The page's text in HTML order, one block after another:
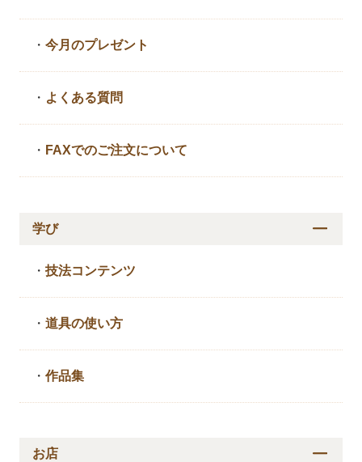
・今月のプレゼント
・ よくある質問
・ FAXでのご注文について
学び
・技法コンテンツ
・道具の使い方
・作品集
お店